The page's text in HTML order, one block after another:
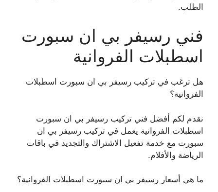
الطلب.
فني رسيفر بي ان سبورت
اسطبلات الفروانية
هل ترغب في تركيب رسيفر بي ان سبورت اسطبلات
الفروانية؟
نقدم لكم أفضل فني تركيب رسيفر بي ان سبورت
اسطبلات الفروانية يعمل في تركيب رسيفر بي ان
سبورت مع خدمة تفعيل الاشتراك والتجديد في باقات
الرياضة والأفلام.
ما هي أسعار رسيفر بي ان سبورت اسطبلات الفروانية؟